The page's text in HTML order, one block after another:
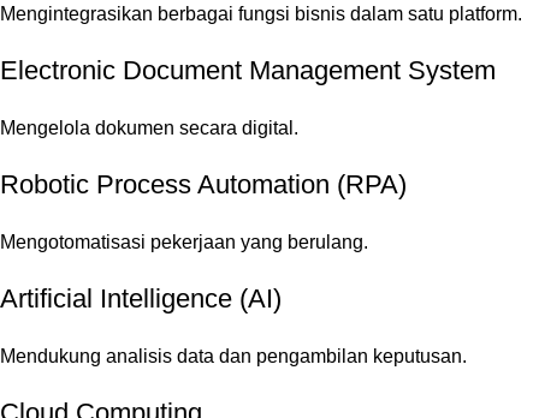
Mengintegrasikan berbagai fungsi bisnis dalam satu platform.
Electronic Document Management System
Mengelola dokumen secara digital.
Robotic Process Automation (RPA)
Mengotomatisasi pekerjaan yang berulang.
Artificial Intelligence (AI)
Mendukung analisis data dan pengambilan keputusan.